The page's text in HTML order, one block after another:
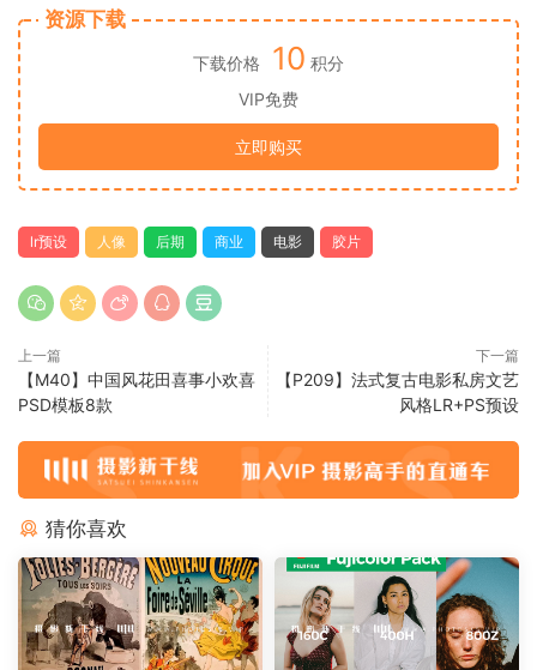
资源下载
下载价格 10 积分
VIP免费
立即购买
lr预设 人像 后期 商业 电影 胶片
上一篇
【M40】中国风花田喜事小欢喜
PSD模板8款
下一篇
【P209】法式复古电影私房文艺
风格LR+PS预设
猜你喜欢